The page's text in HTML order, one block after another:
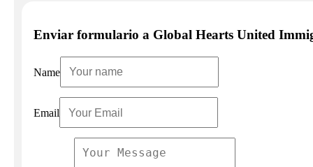
Enviar formulario a Global Hearts United
Name
Email